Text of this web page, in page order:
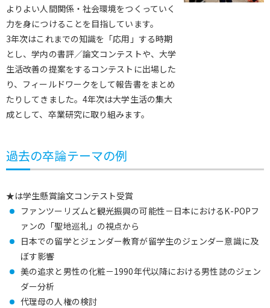
よりよい人間関係・社会環境をつくっていく
力を身につけることを目指しています。
3年次はこれまでの知識を「応用」する時期
とし、学内の書評／論文コンテストや、大学
生活改善の提案をするコンテストに出場した
り、フィールドワークをして報告書をまとめ
たりしてきました。4年次は大学生活の集大
成として、卒業研究に取り組みます。
過去の卒論テーマの例
★は学生懸賞論文コンテスト受賞
ファンツーリズムと観光振興の可能性－日本におけるK-POPフ
ァンの「聖地巡礼」の視点から
日本での留学とジェンダー教育が留学生のジェンダー意識に及
ぼす影響
美の追求と男性の化粧－1990年代以降における男性誌のジェン
ダー分析
代理母の人権の検討